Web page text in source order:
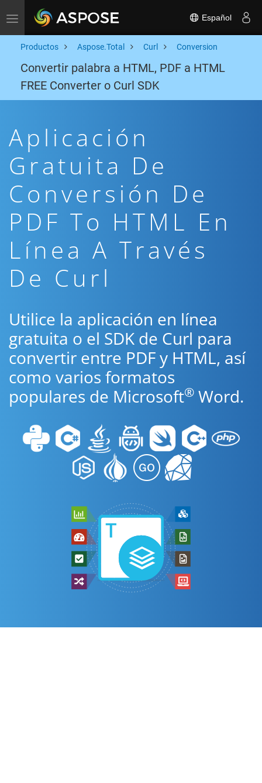
Toggle navigation Español
Productos Aspose.Total Curl Conversion
Convertir palabra a HTML, PDF a HTML
FREE Converter o Curl SDK
Aplicación
Gratuita De
Conversión De
PDF To HTML En
Línea A Través
De Curl
Utilice la aplicación en línea
gratuita o el SDK de Curl para
convertir entre PDF y HTML, así
como varios formatos
populares de Microsoft® Word.